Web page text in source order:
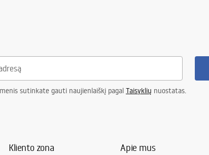
sutinkate gauti naujienlaiškį pagal Taisyklių nuostatas.
Kliento zona Apie mus